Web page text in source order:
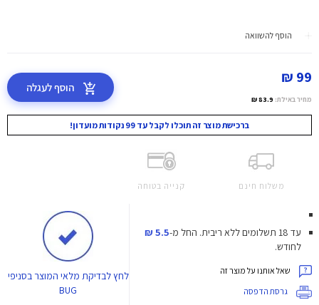
הוסף להשוואה
99 ₪
מחיר באילת: 83.9 ₪
הוסף לעגלה
ברכישת מוצר זה תוכלו לקבל עד 99 נקודות מועדון!
משלוח חינם קנייה בטוחה
עד 18 תשלומים ללא ריבית. החל מ-5.5 ₪
לחודש.
שאל אותנו על מוצר זה
גרסת הדפסה
לחץלבדיקת מלאי המוצר בסניפי
BUG